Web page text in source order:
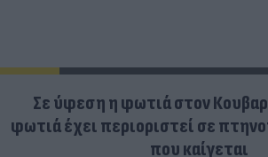
Σε ύφεση η φωτιά στον
φωτιά έχει περιοριστεί σε
που καίγεται